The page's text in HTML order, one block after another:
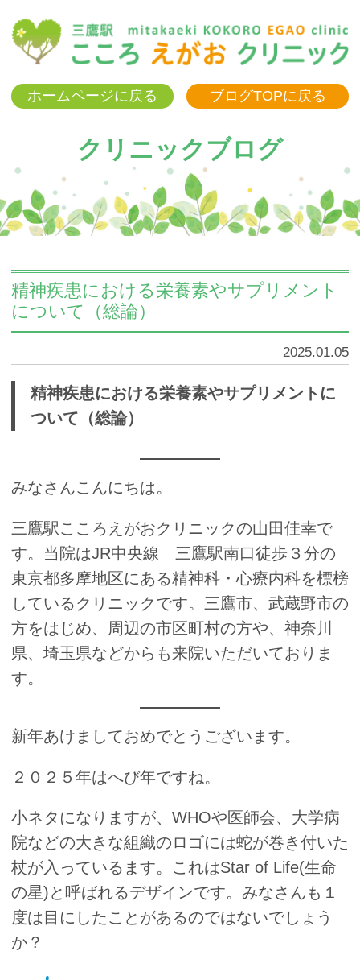
ホームページに戻る ブログTOPに戻る
クリニックブログ
精神疾患における栄養素やサプリメント
について（総論）
2025.01.05
精神疾患における栄養素やサプリメントに
ついて（総論）
みなさんこんにちは。
三鷹駅こころえがおクリニックの山田佳幸で
す。当院はJR中央線 三鷹駅南口徒歩３分の
東京都多摩地区にある精神科・心療内科を標榜
しているクリニックです。三鷹市、武蔵野市の
方をはじめ、周辺の市区町村の方や、神奈川
県、埼玉県などからも来院いただいておりま
す。
新年あけましておめでとうございます。
２０２５年はへび年ですね。
小ネタになりますが、WHOや医師会、大学病
院などの大きな組織のロゴには蛇が巻き付いた
杖が入っているます。これはStar of Life(生命
の星)と呼ばれるデザインです。みなさんも１
度は目にしたことがあるのではないでしょう
か？